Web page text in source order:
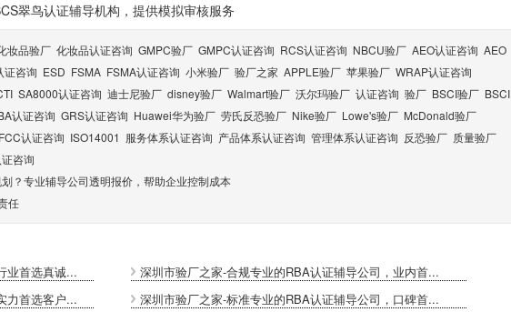
翠鸟认证辅导机构，提供模拟审核服务
妆品验厂 化妆品认证咨询 GMPC验厂 GMPC认证咨询 RCS认证咨询 NBCU验厂 AEO认证咨询 AEO
证咨询 ESD FSMA FSMA认证咨询 小米验厂 验厂之家 APPLE验厂 苹果验厂 WRAP认证咨询
SA8000认证咨询 迪士尼验厂 disney验厂 Walmart验厂 沃尔玛验厂 认证咨询 验厂 BSCI验厂 BSCI
认证咨询 GRS认证咨询 Huawei华为验厂 劳氏反恐验厂 Nike验厂 Lowe's验厂 McDonald验厂
FCC认证咨询 ISO14001 服务体系认证咨询 产品体系认证咨询 管理体系认证咨询 反恐验厂 质量验厂
咨询
？专业辅导公司透明报价，帮助企业控制成本
任
业首选真诚...
深圳市验厂之家-合规专业的RBA认证辅导公司，业内首...
力首选客户...
深圳市验厂之家-标准专业的RBA认证辅导公司，口碑首...